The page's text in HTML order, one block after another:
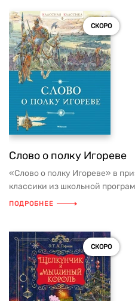
СКОРО
Слово о полку Игореве
«Слово о полку Игореве» в
классики из школьной
ПОДРОБНЕЕ
СКОРО